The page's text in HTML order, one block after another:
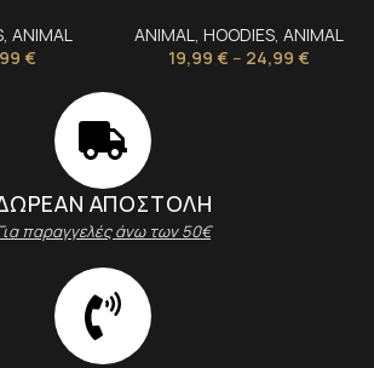
, ANIMAL
€
ANIMAL HOODIES, ANIMAL
19,99 € – 24,99 €
ΑΠΟΣΤΟΛΗ
παραγγελές άνω των 50€